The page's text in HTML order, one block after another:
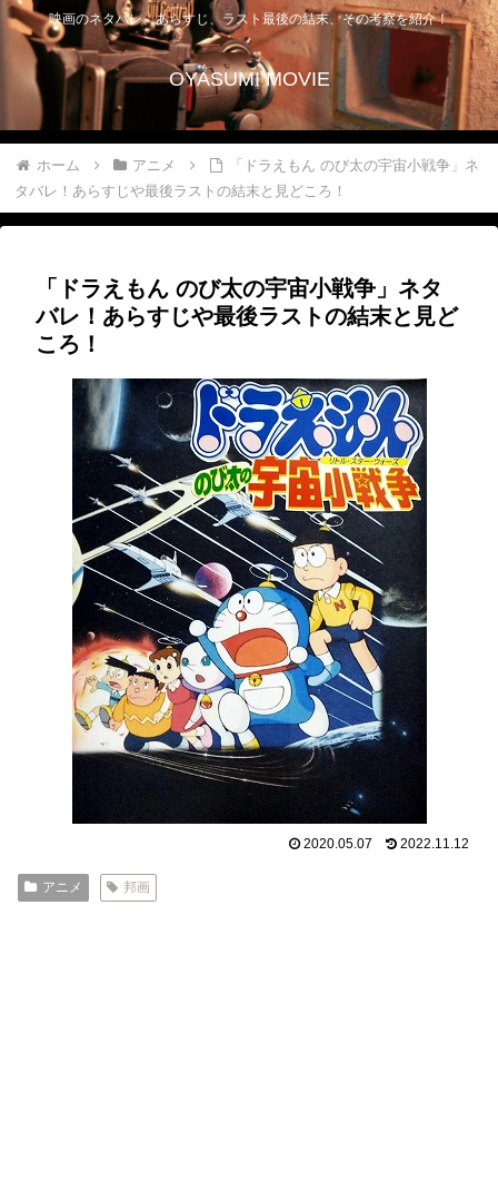
映画のネタバレ、あらすじ、ラスト最後の結末、その考察を紹介！
OYASUMI MOVIE
ホーム アニメ
「ドラえもん のび太の宇宙小戦争」ネ
タバレ！あらすじや最後ラストの結末と見どころ！
「ドラえもん のび太の宇宙小戦争」ネタ
バレ！あらすじや最後ラストの結末と見ど
ころ！
2020.05.07 2022.11.12
アニメ 邦画